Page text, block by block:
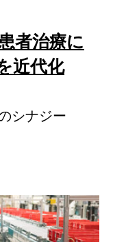
者治療に
近代化
シナジー